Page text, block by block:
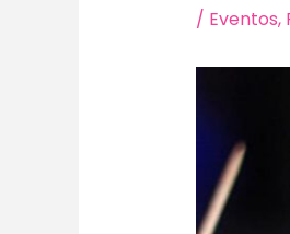
/ Eventos,